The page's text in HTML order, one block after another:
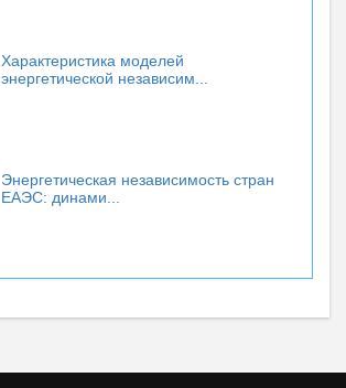
Характеристика моделей
энергетической независим...
Энергетическая независимость стран
ЕАЭС: динами...